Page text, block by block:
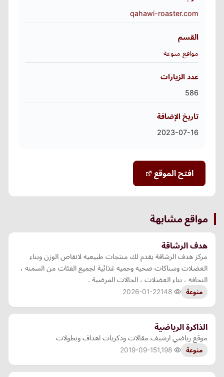
qahawi-roaster.com
القسم
مواقع منوعة
عدد الزيارات
586
تاريخ الإضافة
2023-07-16
افتح الموقع
مواقع مشابهة
هدف الرشاقة
مركز هدف الرشاقة يقدم لك منتجات طبيعيه لانقاص الوزن وبناء
العضلات وسناكات صحيه وحميه غذائية لجميع الفئات من السمنه ،
النحافه ، بناء العضلات ، الحالات المرضية .
منوعة 2026-01-22
الذاكرة الرياضية
موقع رياضي ارشيف مقالات وذكريات اهداف وبطولات
منوعة 2019-09-15